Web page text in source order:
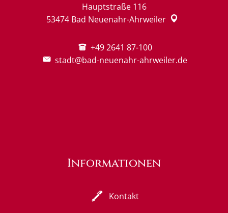
Hauptstraße 116
53474 Bad Neuenahr-Ahrweiler
+49 2641 87-100
stadt@bad-neuenahr-ahrweiler.de
Informationen
Kontakt